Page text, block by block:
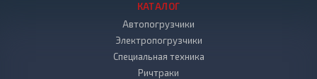
КАТАЛОГ
Автопогрузчики
Электропогрузчики
Специальная техника
Ричтраки